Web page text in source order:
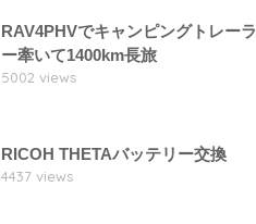
RAV4PHVでキャンピングトレーラ
ー牽いて1400km長旅
5002 views
RICOH THETAバッテリー交換
4437 views